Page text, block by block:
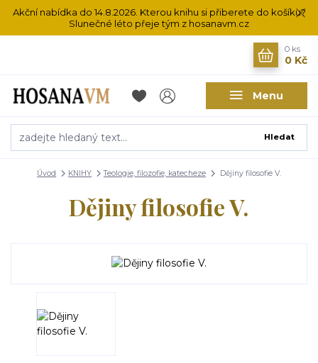
Akční nabídka do 14.8.2026. Kterou knihu si přiberete do košíku?
Slunečné léto přeje tým z hosanavm.cz
Menu
Hledat
0 ks
0 Kč
Úvod KNIHY Teologie, filozofie, katecheze Dějiny filosofie V.
Dějiny filosofie V.